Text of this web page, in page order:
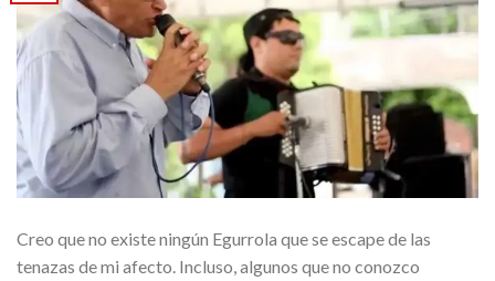
Creo que no existe ningún Egurrola que se escape de las
tenazas de mi afecto. Incluso, algunos que no conozco